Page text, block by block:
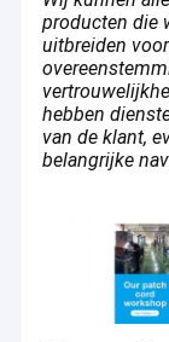
FTTH-
Optische
Vezelplc
FTTx-
producten die
uitbreiden
hebben
van de klant,
belangrijke